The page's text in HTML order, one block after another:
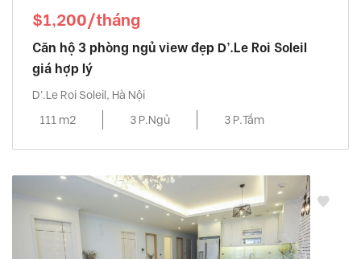
$1,200/tháng
Căn hộ 3 phòng ngủ view đẹp D’.Le Roi Soleil
giá hợp lý
D'.Le Roi Soleil, Hà Nội
111 m2
3 P.Ngủ 3 P.Tắm